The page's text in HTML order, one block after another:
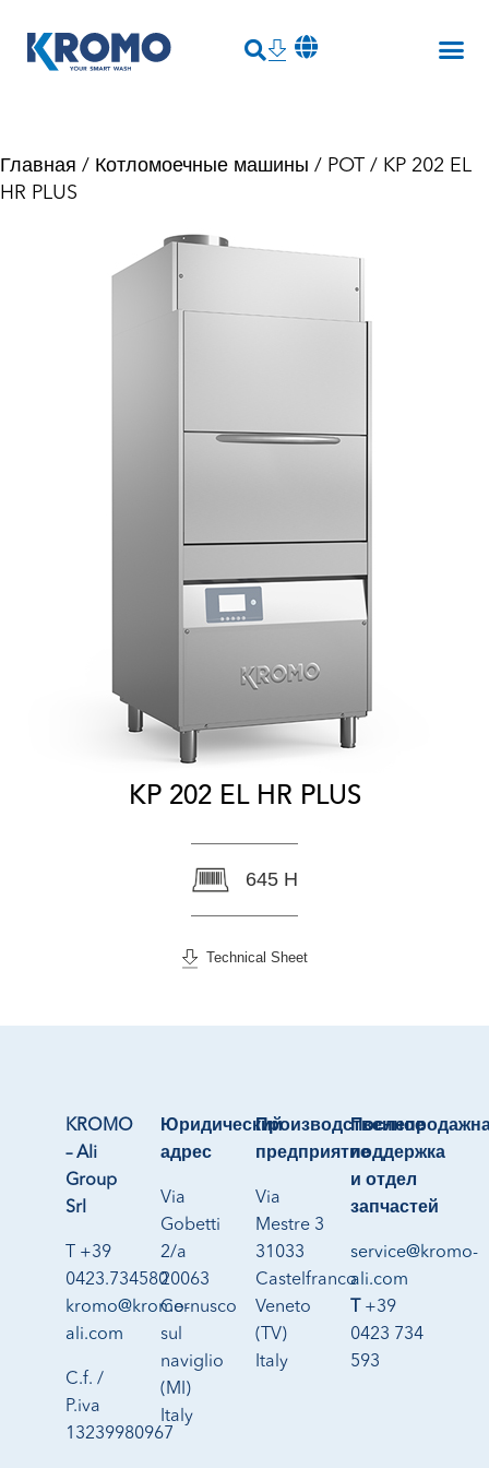
Главная / Котломоечные машины / POT / KP 202 EL
HR PLUS
KP 202 EL HR PLUS
645 H
Technical Sheet
KROMO
– Ali
Group
Srl
T +39
0423.734580
kromo@kromo-
ali.com
C.f. /
P.iva
13239980967
Юридический
адрес
Via
Gobetti
2/a
20063
Cernusco
sul
naviglio
(MI)
Italy
Производственное
предприятие
Via
Mestre 3
31033
Castelfranco
Veneto
(TV)
Italy
поддержка
и отдел
запчастей
service@kromo-
ali.com
T +39
0423 734
593